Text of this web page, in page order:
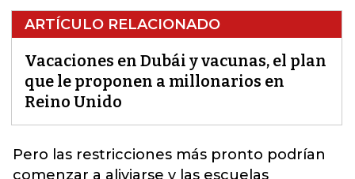
ARTÍCULO RELACIONADO
Vacaciones en Dubái y vacunas, el plan
que le proponen a millonarios en
Reino Unido
Pero las restricciones más pronto podrían
comenzar a aliviarse y las escuelas